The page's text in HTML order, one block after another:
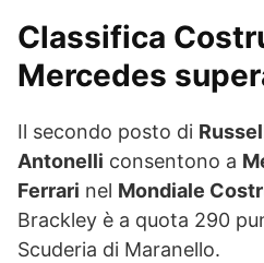
Classifica
Mercedes
Il secondo posto di
Antonelli consentono a
Ferrari nel Mondiale
Brackley è a quota 290
Scuderia di Maranello.